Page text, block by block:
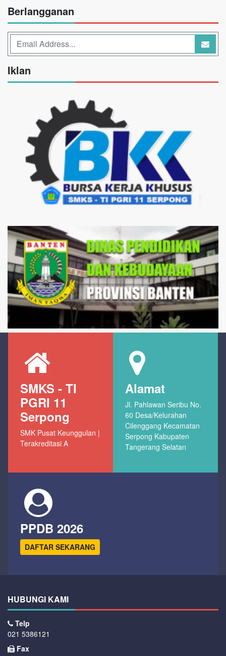
Berlangganan
Iklan
SMKS - TI
PGRI 11
Serpong
SMK Pusat Keunggulan |
Terakreditasi A
Alamat
Jl. Pahlawan Seribu No.
60 Desa/Kelurahan
Cilenggang Kecamatan
Serpong Kabupaten
Tangerang Selatan
PPDB 2026
DAFTAR SEKARANG
HUBUNGI KAMI
Telp
021 5386121
Fax